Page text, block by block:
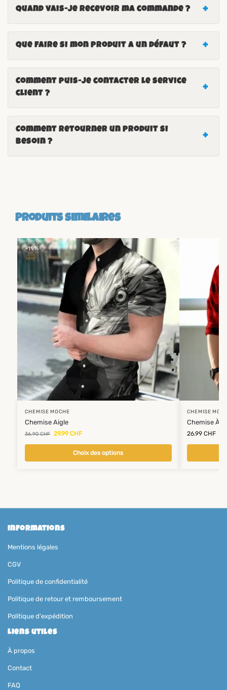
Quand vais-je recevoir ma commande ?
Que faire si mon produit a un défaut ?
Comment puis-je contacter le service
client ?
Comment retourner un produit si
besoin ?
Produits similaires
-19%
CHEMISE MOCHE
Chemise Aigle
36.90CHF 29.99 CHF
Choix des options
CHEMISE
Chemise À
26.99 CHF
Informations
Mentions légales
CGV
Politique de confidentialité
Politique de retour et remboursement
Politique d'expédition
Liens utiles
À propos
Contact
FAQ